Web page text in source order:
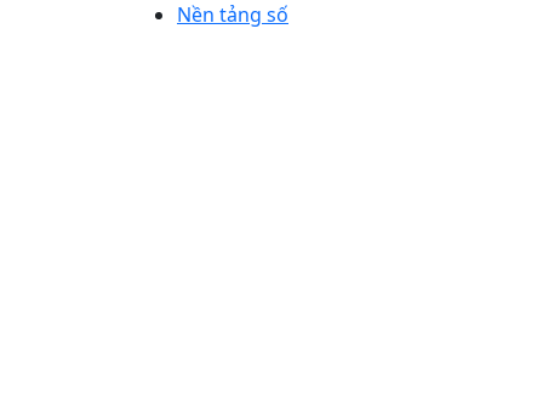
Nền tảng số